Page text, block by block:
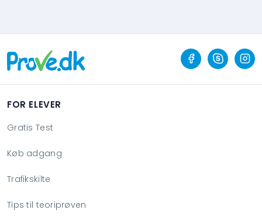
FOR ELEVER
Gratis Test
Køb adgang
Trafikskilte
Tips til teoriprøven